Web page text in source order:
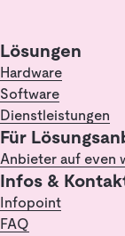
Lösungen
Hardware
Software
Dienstleistungen
Für
Anbieter auf even
Infos &
Infopoint
FAQ